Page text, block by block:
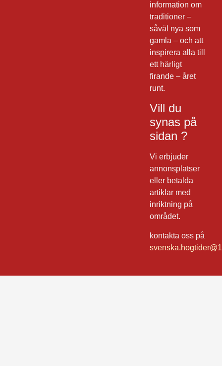
information om
traditioner –
såväl nya som
gamla – och att
inspirera alla till
ett härligt
firande – året
runt.
Vill du
synas på
sidan ?
Vi erbjuder
annonsplatser
eller betalda
artiklar med
inriktning på
området.
kontakta oss på